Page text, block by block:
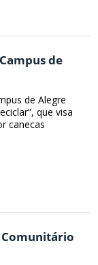
de
de Alegre
que visa
canecas